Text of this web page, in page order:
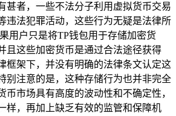
甚者，一些不法分子利用虚拟货币交易
违法犯罪活动，这些行为无疑是法律所
用户只是将TP钱包用于存储加密货
且这些加密货币是通过合法途径获得
框架下，并没有明确的法律条文认定这
别注意的是，这种存储行为也并非完全
币市场具有高度的波动性和不确定性，
样，再加上缺乏有效的监管和保障机